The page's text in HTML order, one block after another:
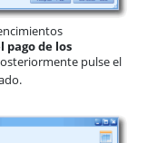
pago de los
pulse el